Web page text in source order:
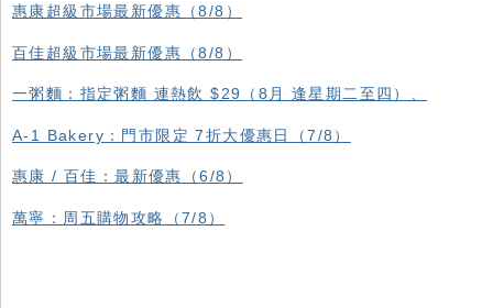
惠康超級市場最新優惠（8/8）
百佳超級市場最新優惠（8/8）
一粥麵：指定粥麵 連熱飲 $29（8月 逢星期二至四）、
A-1 Bakery：門市限定 7折大優惠日（7/8）
惠康 / 百佳：最新優惠（6/8）
萬寧：周五購物攻略（7/8）